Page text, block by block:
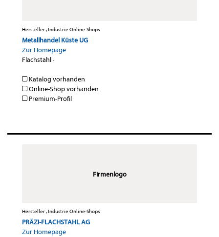
Hersteller , Industrie Online-Shops
Metallhandel Küste UG
Zur Homepage
Flachstahl·
Katalog vorhanden
Online-Shop vorhanden
Premium-Profil
Firmenlogo
Hersteller , Industrie Online-Shops
PRÄZI-FLACHSTAHL AG
Zur Homepage